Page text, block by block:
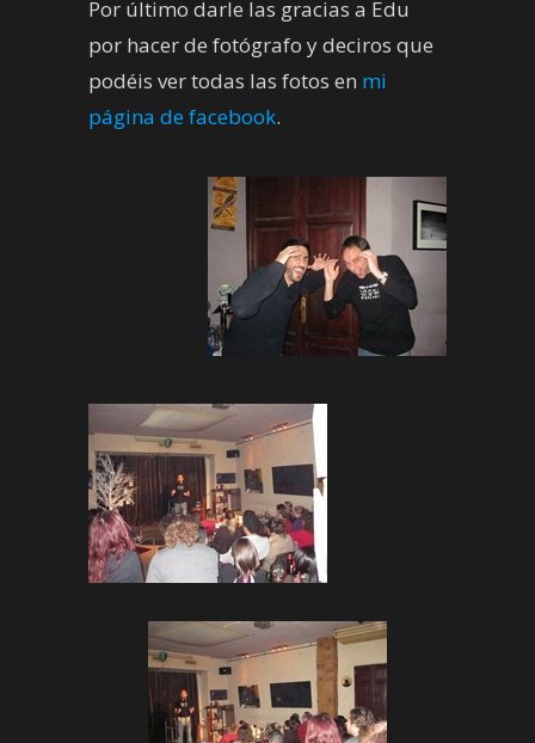
Por último darle las gracias a Edu
por hacer de fotógrafo y deciros que
podéis ver todas las fotos en mi
página de facebook.